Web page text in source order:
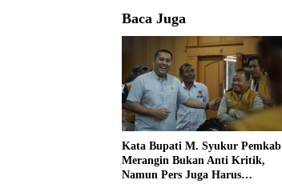
Baca Juga
Kata Bupati M. Syukur Pemkab
Merangin Bukan Anti Kritik,
Namun Pers Juga Harus